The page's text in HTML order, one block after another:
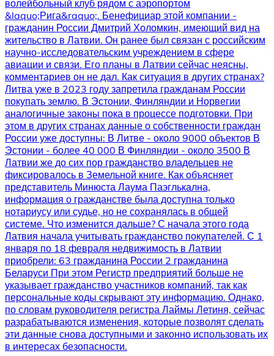
волейбольный клуб рядом с аэропортом
&laquo;Рига&raquo;. Бенефициар этой компании -
гражданин России Дмитрий Холомкин, имеющий вид на
жительство в Латвии. Он ранее был связан с российским
научно-исследовательским учреждением в сфере
авиации и связи. Его планы в Латвии сейчас неясны,
комментариев он не дал. Как ситуация в других странах?
Литва уже в 2023 году запретила гражданам России
покупать землю. В Эстонии, Финляндии и Норвегии
аналогичные законы пока в процессе подготовки. При
этом в других странах данные о собственности граждан
России уже доступны: В Литве - около 9000 объектов В
Эстонии - более 40 000 В Финляндии - около 3500 В
Латвии же до сих пор гражданство владельцев не
фиксировалось в Земельной книге. Как объясняет
представитель Минюста Лаума Паэглькална,
информация о гражданстве была доступна только
нотариусу или судье, но не сохранялась в общей
системе. Что изменится дальше? С начала этого года
Латвия начала учитывать гражданство покупателей. С 1
января по 18 февраля недвижимость в Латвии
приобрели: 63 гражданина России 2 гражданина
Беларуси При этом Регистр предприятий больше не
указывает гражданство участников компаний, так как
персональные коды скрывают эту информацию. Однако,
по словам руководителя регистра Лаймы Летиня, сейчас
разрабатываются изменения, которые позволят сделать
эти данные снова доступными и законно использовать их
в интересах безопасности.